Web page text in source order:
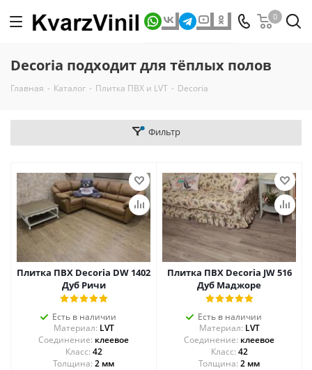
0
Decoria подходит для тёплых полов
Главная - Каталог - Плитка ПВХ и LVT - Decoria
Фильтр
Плитка ПВХ Decoria DW 1402
Дуб Ричи
Есть в наличии
Материал: LVT
Соединение: клеевое
42
Толщина: 2 мм
Плитка ПВХ Decoria JW 516
Дуб Маджоре
Есть в наличии
Материал: LVT
Соединение: клеевое
42
Толщина: 2 мм